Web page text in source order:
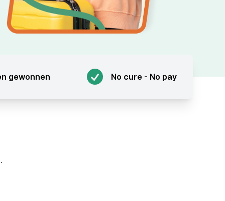
gewonnen No cure - No pay